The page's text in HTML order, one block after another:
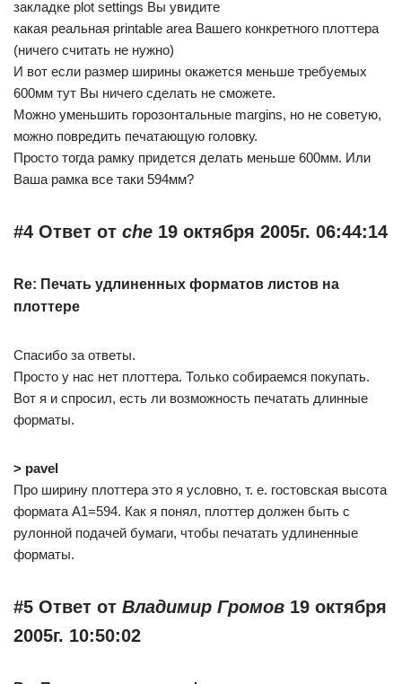
закладке plot settings Вы увидите
какая реальная printable area Вашего конкретного плоттера
(ничего считать не нужно)
И вот если размер ширины окажется меньше требуемых
600мм тут Вы ничего сделать не сможете.
Можно уменьшить горозонтальные margins, но не советую,
можно повредить печатающую головку.
Просто тогда рамку придется делать меньше 600мм. Или
Ваша рамка все таки 594мм?
#4 Ответ от che 19 октября 2005г. 06:44:14
Re: Печать удлиненных форматов листов на
плоттере
Спасибо за ответы.
Просто у нас нет плоттера. Только собираемся покупать.
Вот я и спросил, есть ли возможность печатать длинные
форматы.
> pavel
Про ширину плоттера это я условно, т. е. гостовская высота
формата А1=594. Как я понял, плоттер должен быть с
рулонной подачей бумаги, чтобы печатать удлиненные
форматы.
#5 Ответ от Владимир Громов 19 октября
2005г. 10:50:02